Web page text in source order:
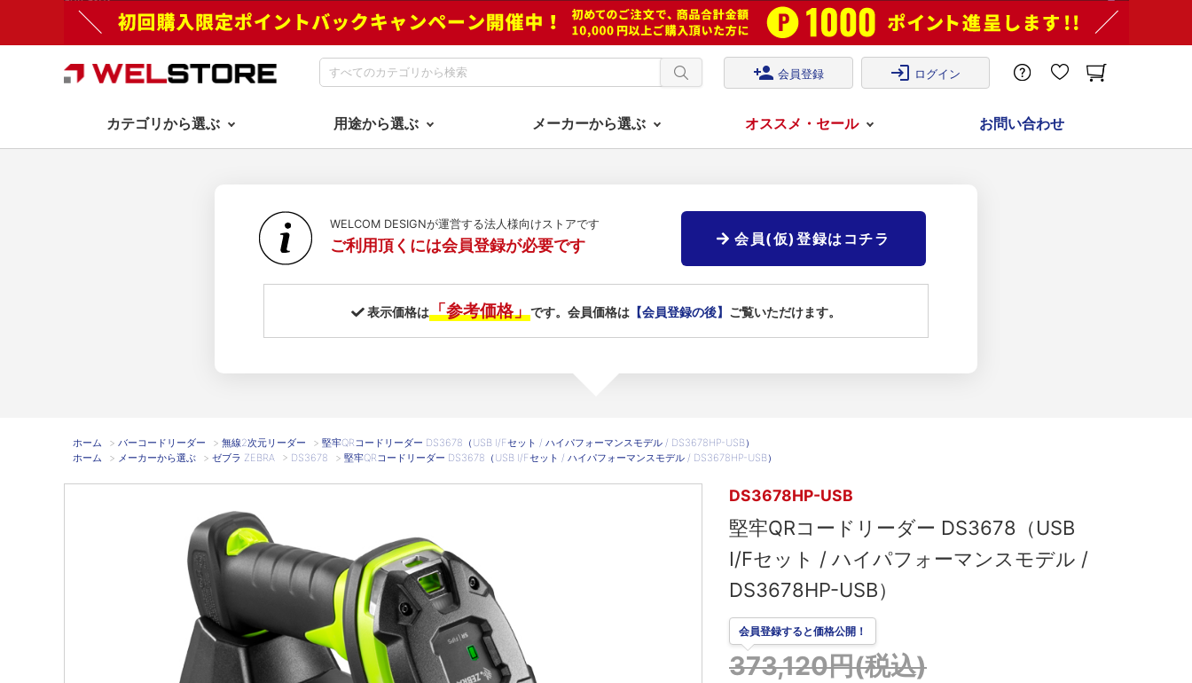
person_add 会員登録 login ログイン
カテゴリから選ぶ 用途から選ぶ メーカーから選ぶ オススメ・セール お問い合わせ
WELCOM DESIGNが運営する法人様向けストアです
ご利用頂くには会員登録が必要です 会員(仮)登録はコチラ
表示価格は「参考価格」です。会員価格は【会員登録の後】 ご覧いただけます。
ホーム > バーコードリーダー > 無線2次元リーダー > 堅牢QRコードリーダー DS3678（USB I/Fセット / ハイパフォーマンスモデル / DS3678HP-USB）
ホーム
> メーカーから選ぶ > ゼブラ ZEBRA > DS3678 > 堅牢QRコードリーダー DS3678（USB I/Fセット / ハイパフォーマンスモデル / DS3678HP-USB）
DS3678HP-USB
堅牢QRコードリーダー DS3678（USB
I/Fセット / ハイパフォーマンスモデル /
DS3678HP-USB）
373,120円(税込)
会員登録すると価格公開！